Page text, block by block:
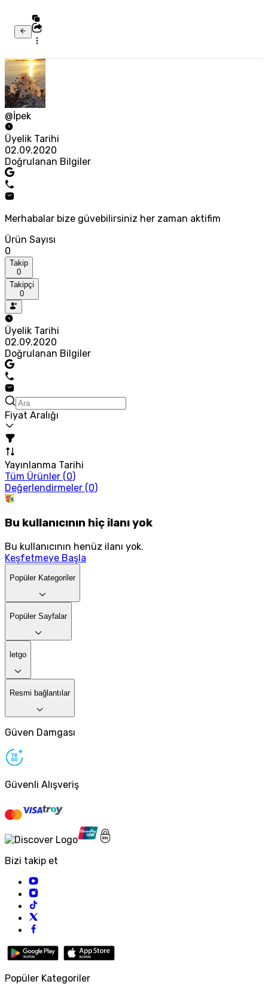
@İpek
Üyelik Tarihi
02.09.2020
Doğrulanan Bilgiler
Merhabalar bize güvebilirsiniz her zaman aktifim
Ürün Sayısı
0
Takip
0
Takipçi
0
Üyelik Tarihi
02.09.2020
Doğrulanan Bilgiler
Fiyat Aralığı
Yayınlanma Tarihi
Tüm Ürünler (0)
Değerlendirmeler (0)
Bu kullanıcının hiç ilanı yok
Bu kullanıcının henüz ilanı yok.
Keşfetmeye Başla
Popüler Kategoriler
Popüler Sayfalar
letgo
Resmi bağlantılar
Güven Damgası
Güvenli Alışveriş
Bizi takip et
Popüler Kategoriler